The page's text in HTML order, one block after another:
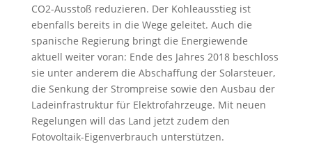
CO2-Ausstoß reduzieren. Der Kohleausstieg ist
ebenfalls bereits in die Wege geleitet. Auch die
spanische Regierung bringt die Energiewende
aktuell weiter voran: Ende des Jahres 2018 beschloss
sie unter anderem die Abschaffung der Solarsteuer,
die Senkung der Strompreise sowie den Ausbau der
Ladeinfrastruktur für Elektrofahrzeuge. Mit neuen
Regelungen will das Land jetzt zudem den
Fotovoltaik-Eigenverbrauch unterstützen.